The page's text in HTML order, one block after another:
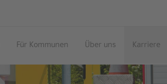
Für Kommunen Über uns Karriere